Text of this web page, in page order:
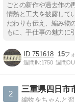
ごとの新作や過去作の
情熱と工夫を披露して
だわりも伝え、編み物
もに、手仕事の魅力に
751618 15
週間IN:1750 週間
2